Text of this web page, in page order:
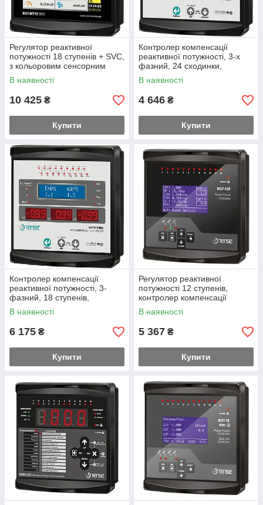
Регулятор реактивної
потужності 18 ступенів + SVC,
з кольоровим сенсорним
екраном
В наявності
10 425 ₴
Купити
Контролер компенсації
реактивної потужності, 3-х
фазний, 24 сходинки,
віддалена зв'язок через
RS485
В наявності
4 646 ₴
Купити
Контролер компенсації
реактивної потужності, 3-
фазний, 18 ступенів,
віддалений зв'язок через
RS485
В наявності
6 175 ₴
Купити
Регулятор реактивної
потужності 12 ступенів,
контролер компенсації
реактиву
В наявності
5 367 ₴
Купити